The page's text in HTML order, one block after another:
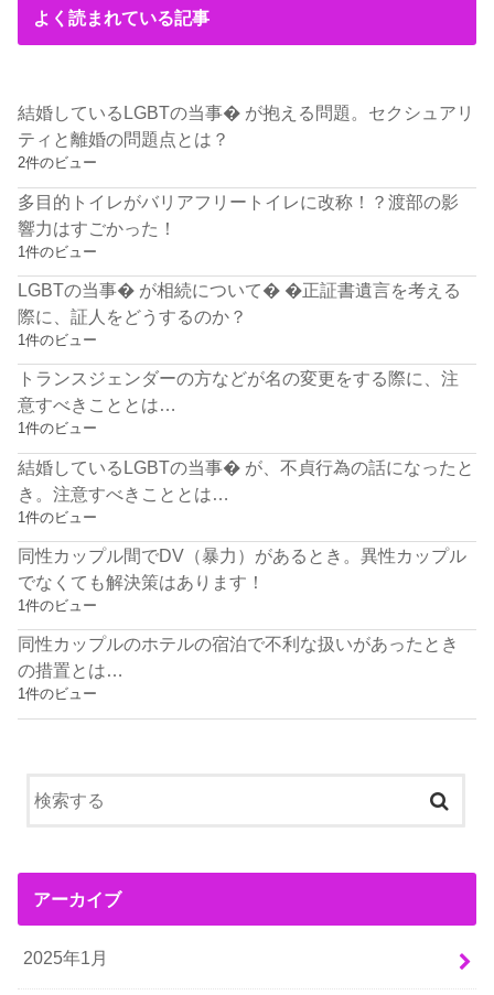
よく読まれている記事
結婚しているLGBTの当事� が抱える問題。セクシュアリ
ティと離婚の問題点とは？
2件のビュー
多目的トイレがバリアフリートイレに改称！？渡部の影
響力はすごかった！
1件のビュー
LGBTの当事� が相続について� �正証書遺言を考える
際に、証人をどうするのか？
1件のビュー
トランスジェンダーの方などが名の変更をする際に、注
意すべきこととは…
1件のビュー
結婚しているLGBTの当事� が、不貞行為の話になったと
き。注意すべきこととは…
1件のビュー
同性カップル間でDV（暴力）があるとき。異性カップル
でなくても解決策はあります！
1件のビュー
同性カップルのホテルの宿泊で不利な扱いがあったとき
の措置とは…
1件のビュー
アーカイブ
2025年1月